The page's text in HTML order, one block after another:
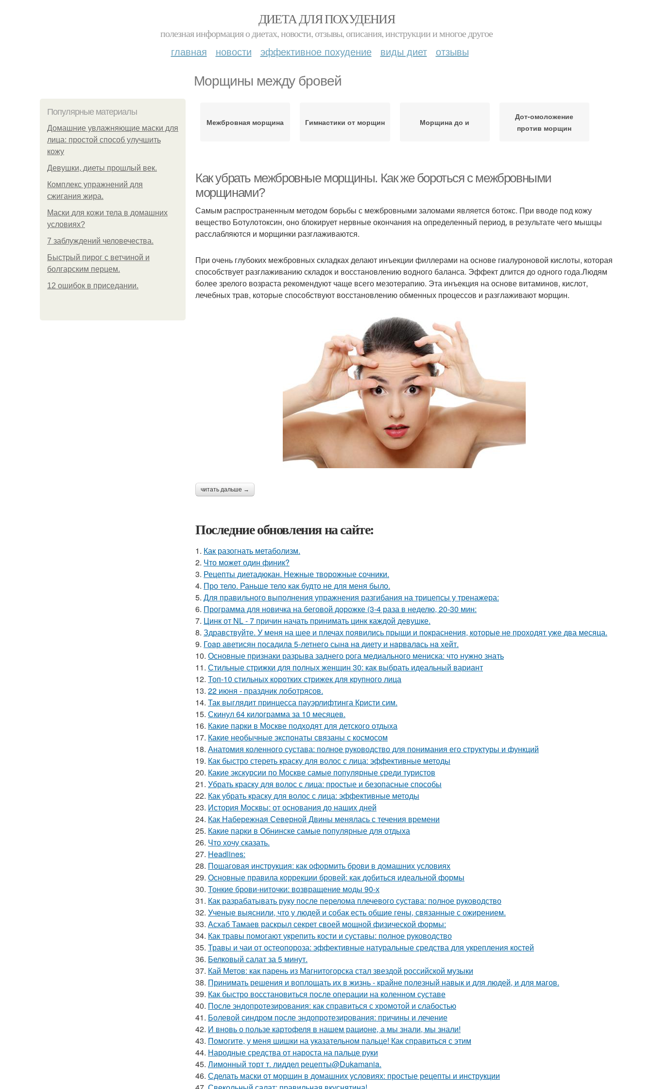
ДИЕТА ДЛЯ ПОХУДЕНИЯ
полезная информация о диетах, новости, отзывы, описания, инструкции и многое другое
главная новости эффективное похудение виды диет отзывы
Морщины между бровей
Популярные материалы
Домашние увлажняющие маски для
лица: простой способ улучшить
кожу
Девушки, диеты прошлый век.
Комплекс упражнений для
сжигания жира.
Маски для кожи тела в домашних
условиях?
7 заблуждений человечества.
Быстрый пирог с ветчиной и
болгарским перцем.
12 ошибок в приседании.
Межбровная морщина Гимнастики от морщин Морщина до и
Дот-омоложение
против морщин
Как убрать межбровные морщины. Как же бороться с межбровными
морщинами?
Самым распространенным методом борьбы с межбровными заломами является ботокс. При вводе под кожу
вещество Ботулотоксин, оно блокирует нервные окончания на определенный период, в результате чего мышцы
расслабляются и морщинки разглаживаются.
При очень глубоких межбровных складках делают инъекции филлерами на основе гиалуроновой кислоты, которая
способствует разглаживанию складок и восстановлению водного баланса. Эффект длится до одного года.Людям
более зрелого возраста рекомендуют чаще всего мезотерапию. Эта инъекция на основе витаминов, кислот,
лечебных трав, которые способствуют восстановлению обменных процессов и разглаживают морщин.
читать дальше →
Последние обновления на сайте:
1. Как разогнать метаболизм.
2. Что может один финик?
3. Рецепты диетадюкан. Нежные творожные сочники.
4. Про тело. Раньше тело как будто не для меня было.
5. Для правильного выполнения упражнения разгибания на трицепсы у тренажера:
6. Программа для новичка на беговой дорожке (3-4 раза в неделю, 20-30 мин:
7. Цинк от NL - 7 причин начать принимать цинк каждой девушке.
8. Здравствуйте. У меня на шее и плечах появились прыщи и покраснения, которые не проходят уже два месяца.
9. Гоaр аветисян посaдилa 5-летнего сынa нa диету и нaрвaлaсь нa хейт.
10. Основные признаки разрыва заднего рога медиального мениска: что нужно знать
11. Стильные стрижки для полных женщин 30: как выбрать идеальный вариант
12. Топ-10 стильных коротких стрижек для крупного лица
13. 22 июня - праздник лоботрясов.
14. Так выглядит принцесса пауэрлифтинга Кристи сим.
15. Скинул 64 килограмма за 10 месяцев.
16. Какие парки в Москве подходят для детского отдыха
17. Какие необычные экспонаты связаны с космосом
18. Анатомия коленного сустава: полное руководство для понимания его структуры и функций
19. Как быстро стереть краску для волос с лица: эффективные методы
20. Какие экскурсии по Москве самые популярные среди туристов
21. Убрать краску для волос с лица: простые и безопасные способы
22. Как убрать краску для волос с лица: эффективные методы
23. История Москвы: от основания до наших дней
24. Как Набережная Северной Двины менялась с течения времени
25. Какие парки в Обнинске самые популярные для отдыха
26. Что хочу сказать.
27. Headlines:
28. Пошаговая инструкция: как оформить брови в домашних условиях
29. Основные правила коррекции бровей: как добиться идеальной формы
30. Тонкие брови-ниточки: возвращение моды 90-х
31. Как разрабатывать руку после перелома плечевого сустава: полное руководство
32. Ученые выяснили, что у людей и собак есть общие гены, связанные с ожирением.
33. Асхаб Тамаев раскрыл секрет своей мощной физической формы:
34. Как травы помогают укрепить кости и суставы: полное руководство
35. Травы и чаи от остеопороза: эффективные натуральные средства для укрепления костей
36. Белковый салат за 5 минут.
37. Кай Метов: как парень из Магнитогорска стал звездой российской музыки
38. Принимать решения и воплощать их в жизнь - крайне полезный навык и для людей, и для магов.
39. Как быстро восстановиться после операции на коленном суставе
40. После эндопротезирования: как справиться с хромотой и слабостью
41. Болевой синдром после эндопротезирования: причины и лечение
42. И вновь о пользе картофеля в нашем рационе, а мы знали, мы знали!
43. Помогите, у меня шишки на указательном пальце! Как справиться с этим
44. Народные средства от нароста на пальце руки
45. Лимонный торт т. лиддел рецепты@Dukamania.
46. Сделать маски от морщин в домашних условиях: простые рецепты и инструкции